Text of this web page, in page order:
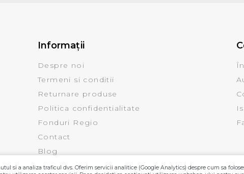
Informaţii
Despre noi
Termeni si conditii
Returnare produse
Politica confidentialitate
Fonduri Regio
Contact
Blog
si a analiza traficul dvs. Oferim servicii analitice (Google Analytics) despre cum sa